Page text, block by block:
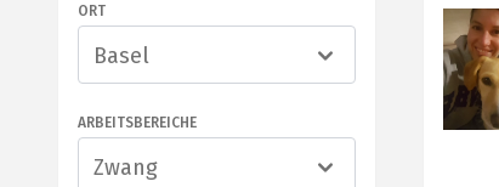
ORT
Basel
ARBEITSBEREICHE
Zwang